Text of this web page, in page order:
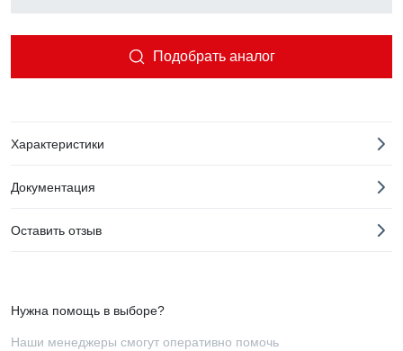
Подобрать аналог
Характеристики
Документация
Оставить отзыв
Нужна помощь в выборе?
Наши менеджеры смогут оперативно помочь